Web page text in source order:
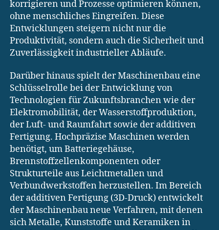
korrigieren und Prozesse optimieren können,
ohne menschliches Eingreifen. Diese
Entwicklungen steigern nicht nur die
Produktivität, sondern auch die Sicherheit und
Zuverlässigkeit industrieller Abläufe.
Darüber hinaus spielt der Maschinenbau eine
Schlüsselrolle bei der Entwicklung von
Technologien für Zukunftsbranchen wie der
Elektromobilität, der Wasserstoffproduktion,
der Luft- und Raumfahrt sowie der additiven
Fertigung. Hochpräzise Maschinen werden
benötigt, um Batteriegehäuse,
Brennstoffzellenkomponenten oder
Strukturteile aus Leichtmetallen und
Verbundwerkstoffen herzustellen. Im Bereich
der additiven Fertigung (3D-Druck) entwickelt
der Maschinenbau neue Verfahren, mit denen
sich Metalle, Kunststoffe und Keramiken in